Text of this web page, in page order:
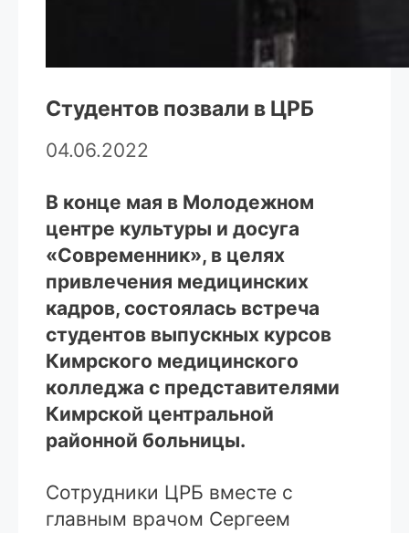
Студентов позвали в ЦРБ
04.06.2022
В конце мая в Молодежном
центре культуры и досуга
«Современник», в целях
привлечения медицинских
кадров, состоялась встреча
студентов выпускных курсов
Кимрского медицинского
колледжа с представителями
Кимрской центральной
районной больницы.
Сотрудники ЦРБ вместе с
главным врачом Сергеем